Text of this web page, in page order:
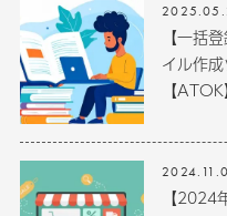
【一括
イル作
【
【2024